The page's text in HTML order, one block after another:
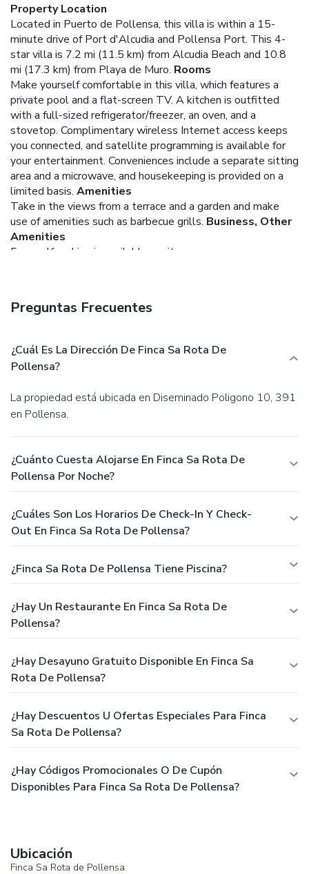
Property Location
Located in Puerto de Pollensa, this villa is within a 15-
minute drive of Port d'Alcudia and Pollensa Port. This 4-
star villa is 7.2 mi (11.5 km) from Alcudia Beach and 10.8
mi (17.3 km) from Playa de Muro. Rooms
Make yourself comfortable in this villa, which features a
private pool and a flat-screen TV. A kitchen is outfitted
with a full-sized refrigerator/freezer, an oven, and a
stovetop. Complimentary wireless Internet access keeps
you connected, and satellite programming is available for
your entertainment. Conveniences include a separate sitting
area and a microwave, and housekeeping is provided on a
limited basis. Amenities
Take in the views from a terrace and a garden and make
use of amenities such as barbecue grills. Business, Other
Amenities
Free self parking is available onsite.
Preguntas Frecuentes
¿Cuál Es La Dirección De Finca Sa Rota De
Pollensa?
La propiedad está ubicada en Diseminado Poligono 10, 391
en Pollensa.
¿Cuánto Cuesta Alojarse En Finca Sa Rota De
Pollensa Por Noche?
¿Cuáles Son Los Horarios De Check-In Y Check-
Out En Finca Sa Rota De Pollensa?
¿Finca Sa Rota De Pollensa Tiene Piscina?
¿Hay Un Restaurante En Finca Sa Rota De
Pollensa?
¿Hay Desayuno Gratuito Disponible En Finca Sa
Rota De Pollensa?
¿Hay Descuentos U Ofertas Especiales Para Finca
Sa Rota De Pollensa?
¿Hay Códigos Promocionales O De Cupón
Disponibles Para Finca Sa Rota De Pollensa?
Ubicación
Finca Sa Rota de Pollensa